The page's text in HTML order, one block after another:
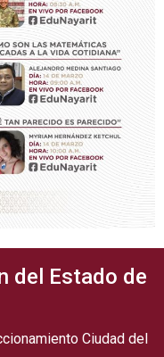
del Estado de
Ciudad del